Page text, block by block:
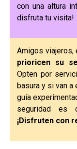
con una altura
disfruta tu visita!
Amigos viajeros,
prioricen su
Opten por
basura y si van a
guía
seguridad es
¡Disfruten con